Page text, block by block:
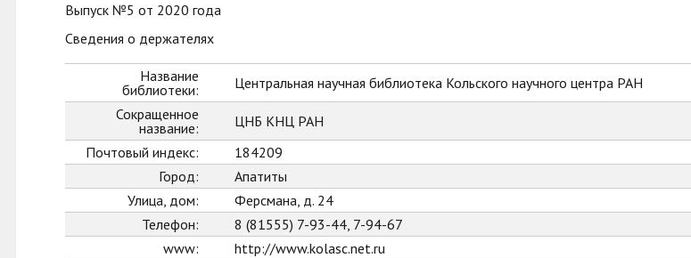
Выпуск №5 от 2020 года
Сведения о держателях
Название
библиотеки:
Центральная научная библиотека Кольского научного центра РАН
Сокращенное
название:
ЦНБ КНЦ РАН
Почтовый индекс:
184209
Город:
Апатиты
Улица, дом:
Ферсмана, д. 24
Телефон:
8 (81555) 7-93-44, 7-94-67
www:
http://www.kolasc.net.ru